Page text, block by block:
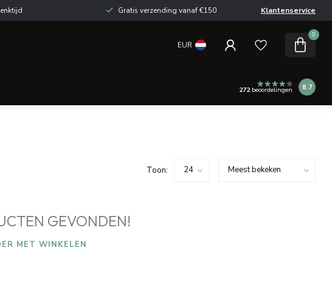
Gratis verzending vanaf €150 Klantenservice
EUR
0
272beoordelingen 8.7
Toon:
GEVONDEN!
MET WINKELEN